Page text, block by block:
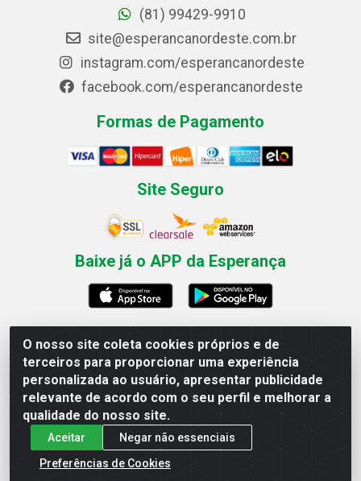
O nosso site coleta cookies próprios e de
terceiros para proporcionar uma experiência
personalizada ao usuário, apresentar publicidade
relevante de acordo com o seu perfil e melhorar a
qualidade do nosso site.
Aceitar
Negar não essenciais
Preferências de Cookies
(81) 99429-9910
site@esperancanordeste.com.br
instagram.com/esperancanordeste
facebook.com/esperancanordeste
Formas de Pagamento
Site Seguro
Baixe já o APP da Esperança
Esperança Nordeste - Rua Professor Caldas Filho, 291 -
Estância - Recife / PE CEP: 50771-335 - CNPJ
03.666.136/0001-23